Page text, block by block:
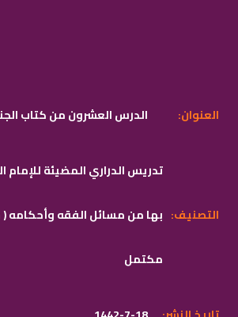
الدرس العشرون من كتاب :العنوان
تدريس الدراري المضيئة
بها من مسائل الفقه
مكتمل
:التصنيف